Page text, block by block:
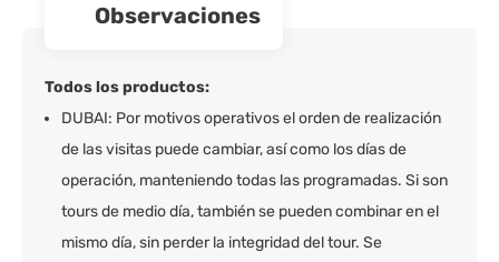
observaciones
Todos los productos:
DUBAI: Por motivos operativos el orden de realización
de las visitas puede cambiar, así como los días de
operación, manteniendo todas las programadas. Si son
tours de medio día, también se pueden combinar en el
mismo día, sin perder la integridad del tour. Se